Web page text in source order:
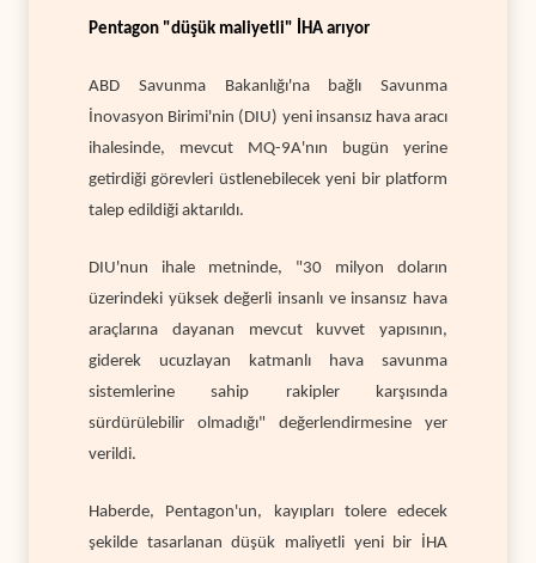
Pentagon "düşük maliyetli" İHA arıyor
ABD Savunma Bakanlığı'na bağlı Savunma
İnovasyon Birimi'nin (DIU) yeni insansız hava aracı
ihalesinde, mevcut MQ-9A'nın bugün yerine
getirdiği görevleri üstlenebilecek yeni bir platform
talep edildiği aktarıldı.
DIU'nun ihale metninde, "30 milyon doların
üzerindeki yüksek değerli insanlı ve insansız hava
araçlarına dayanan mevcut kuvvet yapısının,
giderek ucuzlayan katmanlı hava savunma
sistemlerine sahip rakipler karşısında
sürdürülebilir olmadığı" değerlendirmesine yer
verildi.
Haberde, Pentagon'un, kayıpları tolere edecek
şekilde tasarlanan düşük maliyetli yeni bir İHA